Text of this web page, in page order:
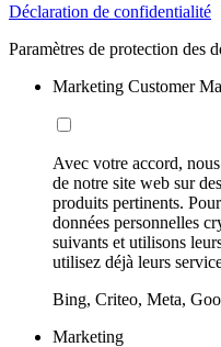
Déclaration de confidentialité
Paramètres de protection des
Marketing Customer
Avec votre accord,
de notre site web sur
produits pertinents.
données personnelles
suivants et utilisons
utilisez déjà leurs
Bing, Criteo, Meta,
Marketing